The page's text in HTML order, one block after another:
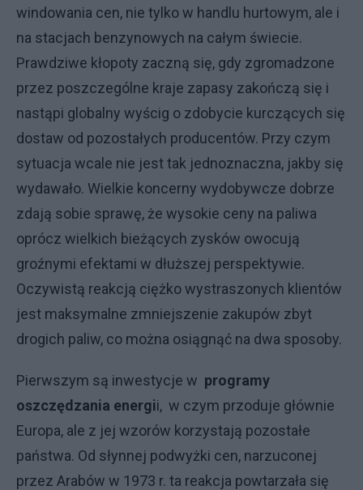
windowania cen, nie tylko w handlu hurtowym, ale i
na stacjach benzynowych na całym świecie.
Prawdziwe kłopoty zaczną się, gdy zgromadzone
przez poszczególne kraje zapasy zakończą się i
nastąpi globalny wyścig o zdobycie kurczących się
dostaw od pozostałych producentów. Przy czym
sytuacja wcale nie jest tak jednoznaczna, jakby się
wydawało. Wielkie koncerny wydobywcze dobrze
zdają sobie sprawę, że wysokie ceny na paliwa
oprócz wielkich bieżących zysków owocują
groźnymi efektami w dłuższej perspektywie.
Oczywistą reakcją ciężko wystraszonych klientów
jest maksymalne zmniejszenie zakupów zbyt
drogich paliw, co można osiągnąć na dwa sposoby.
Pierwszym są inwestycje w programy
oszczędzania energii, w czym przoduje głównie
Europa, ale z jej wzorów korzystają pozostałe
państwa. Od słynnej podwyżki cen, narzuconej
przez Arabów w 1973 r. ta reakcja powtarzała się